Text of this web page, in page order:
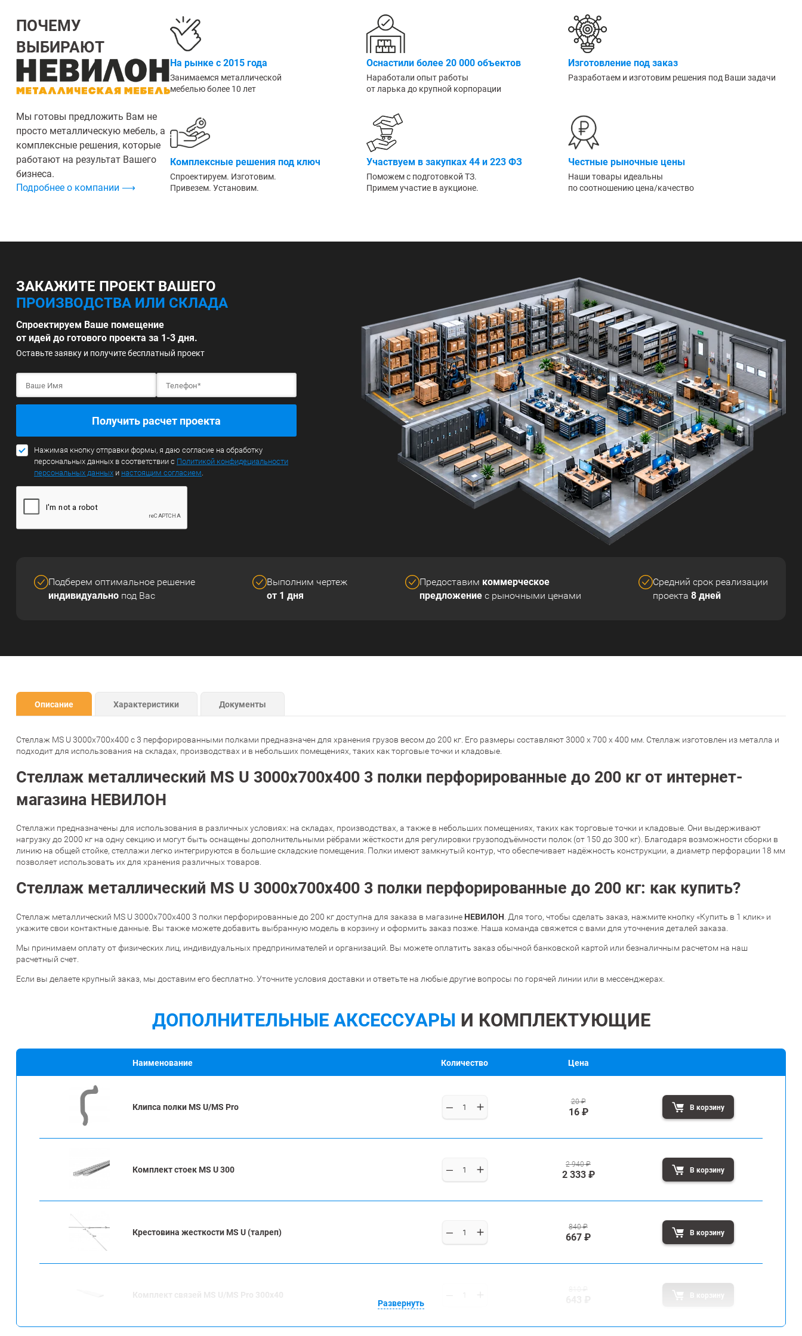
ПОЧЕМУ
ВЫБИРАЮТ
Мы готовы предложить Вам не
просто металлическую мебель, а
комплексные решения, которые
работают на результат Вашего
бизнеса.
Подробнее о компании ⟶
На рынке с 2015 года
Занимаемся металлической
мебелью более 10 лет
Оснастили более 20 000 объектов
Наработали опыт работы
от ларька до крупной корпорации
Изготовление под заказ
Разработаем и изготовим решения под Ваши задачи
Комплексные решения под ключ
Спроектируем. Изготовим.
Привезем. Установим.
Участвуем в закупках 44 и 223 ФЗ
Поможем с подготовкой ТЗ.
Примем участие в аукционе.
Честные рыночные цены
Наши товары идеальны
по соотношению цена/качество
ЗАКАЖИТЕ ПРОЕКТ ВАШЕГО
ПРОИЗВОДСТВА ИЛИ СКЛАДА
Спроектируем Ваше помещение
от идей до готового проекта за 1-3 дня.
Оставьте заявку и получите бесплатный проект
Получить расчет проекта
Нажимая кнопку отправки формы, я даю согласие на обработку
персональных данных в соответствии с Политикой конфидециальности
персональных данных и настоящим согласием.
Подберем оптимальное решение
индивидуально под Вас
Выполним чертеж
от 1 дня
Предоставим коммерческое
предложениес рыночными ценами
Средний срок реализации
проекта 8 дней
Описание Характеристики Документы
Стеллаж MS U 3000x700x400 с 3 перфорированными полками предназначен для хранения грузов весом до 200 кг. Его размеры составляют 3000 x 700 x 400 мм. Стеллаж изготовлен из металла и
подходит для использования на складах, производствах и в небольших помещениях, таких как торговые точки и кладовые.
Стеллаж металлический MS U 3000х700х400 3 полки перфорированные до 200 кг от интернет-
магазина НЕВИЛОН
Стеллажи предназначены для использования в различных условиях: на складах, производствах, а также в небольших помещениях, таких как торговые точки и кладовые. Они выдерживают
нагрузку до 2000 кг на одну секцию и могут быть оснащены дополнительными рёбрами жёсткости для регулировки грузоподъёмности полок (от 150 до 300 кг). Благодаря возможности сборки в
линию на общей стойке, стеллажи легко интегрируются в большие складские помещения. Полки имеют замкнутый контур, что обеспечивает надёжность конструкции, а диаметр перфорации 18 мм
позволяет использовать их для хранения различных товаров.
Стеллаж металлический MS U 3000х700х400 3 полки перфорированные до 200 кг: как купить?
Стеллаж металлический MS U 3000х700х400 3 полки перфорированные до 200 кг доступна для заказа в магазине НЕВИЛОН. Для того, чтобы сделать заказ, нажмите кнопку «Купить в 1 клик» и
укажите свои контактные данные. Вы также можете добавить выбранную модель в корзину и оформить заказ позже. Наша команда свяжется с вами для уточнения деталей заказа.
Мы принимаем оплату от физических лиц, индивидуальных предпринимателей и организаций. Вы можете оплатить заказ обычной банковской картой или безналичным расчетом на наш
расчетный счет.
Если вы делаете крупный заказ, мы доставим его бесплатно. Уточните условия доставки и ответьте на любые другие вопросы по горячей линии или в мессенджерах.
ДОПОЛНИТЕЛЬНЫЕ АКСЕССУАРЫ И КОМПЛЕКТУЮЩИЕ
Наименование Количество Цена
Клипса полки MS U/MS Pro 16₽
20₽
В корзину
Комплект стоек MS U 300 2 333₽
2 940₽
В корзину
Крестовина жесткости MS U (талреп) 667₽
840₽
В корзину
Комплект связей MS U/MS Pro 300x40 В корзину
Развернуть